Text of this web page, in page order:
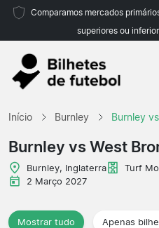
Comparamos mercados
superiores ou
Início Burnley Burnley
Burnley vs West
Burnley, Inglaterra Turf
2 Março 2027
Mostrar tudo Apenas